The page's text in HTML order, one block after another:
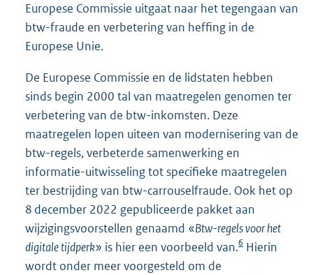
Europese Commissie uitgaat naar het tegengaan van
btw-fraude en verbetering van heffing in de
Europese Unie.
De Europese Commissie en de lidstaten hebben
sinds begin 2000 tal van maatregelen genomen ter
verbetering van de btw-inkomsten. Deze
maatregelen lopen uiteen van modernisering van de
btw-regels, verbeterde samenwerking en
informatie-uitwisseling tot specifieke maatregelen
ter bestrijding van btw-carrouselfraude. Ook het op
8 december 2022 gepubliceerde pakket aan
wijzigingsvoorstellen genaamd «Btw-regels voor het
digitale tijdperk» is hier een voorbeeld van.6 Hierin
wordt onder meer voorgesteld om de